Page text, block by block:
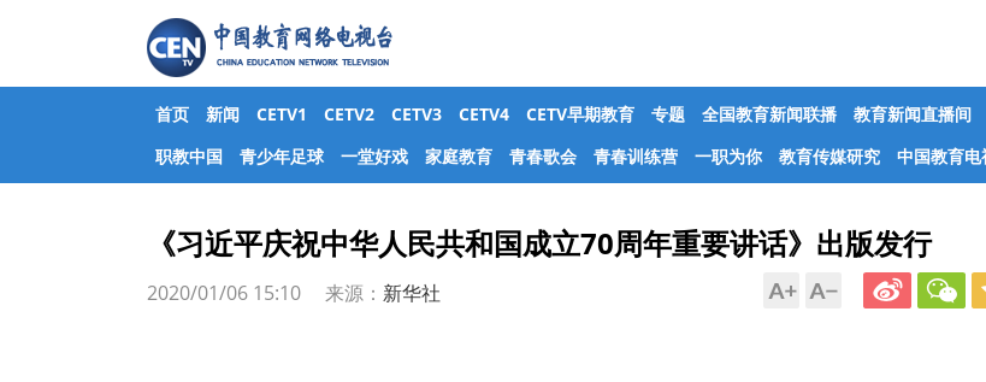
首页 新闻 CETV1 CETV2 CETV3 CETV4 CETV早期教育 专题 全国教育新闻联播 教育新闻直播间
职教中国
青少年足球 一堂好戏 家庭教育 青春歌会 青春训练营 一职为你 教育传媒研究 中国教育电
《习近平庆祝中华人民共和国成立70周年重要讲话》出版发行
2020/01/06 15:10 来源： 新华社